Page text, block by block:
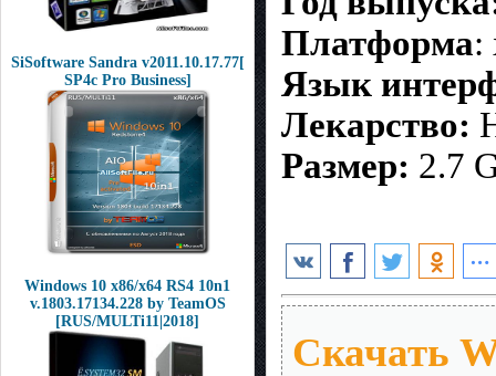
SiSoftware Sandra v2011.10.17.77[
SP4c Pro Business]
Windows 10 x86/x64 RS4 10n1
v.1803.17134.228 by TeamOS
[RUS/MULTi11|2018]
Платформа:
Язык
Лекарство:
Размер: 2.7
Скачать